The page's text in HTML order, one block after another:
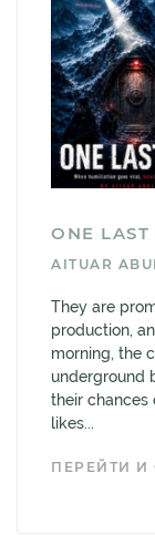
ONE LAST
AITUAR
They are
production,
morning, the
underground
their
likes...
ПЕРЕЙТИ И